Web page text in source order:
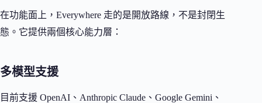
在功能面上，Everywhere 走的是開放路線，不是封閉生
態。它提供兩個核心能力層：
多模型支援
目前支援 OpenAI、Anthropic Claude、Google Gemini、